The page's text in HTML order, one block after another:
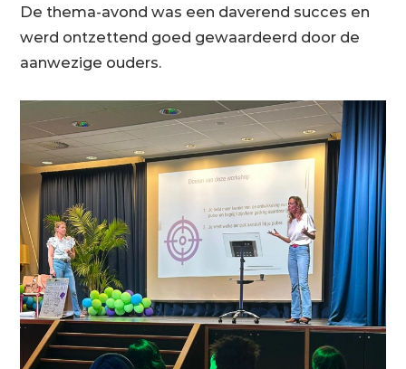
De thema-avond was een daverend succes en
werd ontzettend goed gewaardeerd door de
aanwezige ouders.